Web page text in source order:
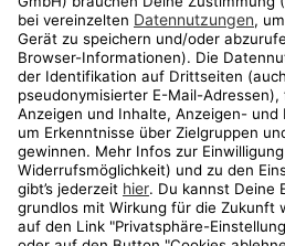
Aktionen
Travel